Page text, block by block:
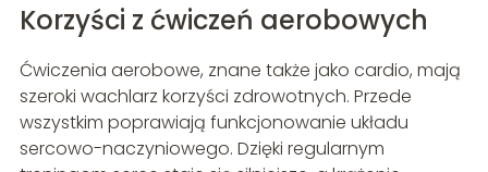
Korzyści z ćwiczeń aerobowych
Ćwiczenia aerobowe, znane także jako cardio, mają
szeroki wachlarz korzyści zdrowotnych. Przede
wszystkim poprawiają funkcjonowanie układu
sercowo-naczyniowego. Dzięki regularnym